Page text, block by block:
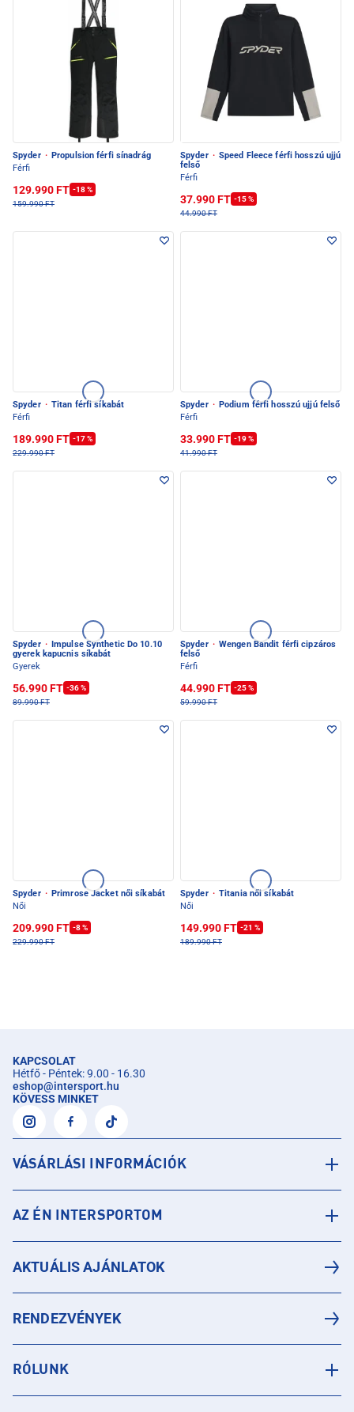
Spyder · Propulsion férfi sínadrág
Férfi
129.990 FT -18 %
159.990 FT
Spyder · Speed Fleece férfi hosszú ujjú
felső
Férfi
37.990 FT -15 %
44.990 FT
Spyder · Titan férfi síkabát
Férfi
189.990 FT -17 %
229.990 FT
Spyder · Podium férfi hosszú ujjú felső
Férfi
33.990 FT -19 %
41.990 FT
Spyder ·
Impulse Synthetic Do 10.10
gyerek kapucnis síkabát
Gyerek
56.990 FT -36 %
89.990 FT
Spyder · Wengen Bandit férfi cipzáros
felső
Férfi
44.990 FT -25 %
59.990 FT
Spyder · Primrose Jacket női síkabát
Női
209.990 FT -8 %
229.990 FT
Spyder · Titania női síkabát
Női
149.990 FT -21 %
189.990 FT
KAPCSOLAT
Hétfő - Péntek: 9.00 - 16.30
eshop@intersport.hu
KÖVESS MINKET
VÁSÁRLÁSI INFORMÁCIÓK
AZ ÉN INTERSPORTOM
AKTUÁLIS AJÁNLATOK
RENDEZVÉNYEK
RÓLUNK